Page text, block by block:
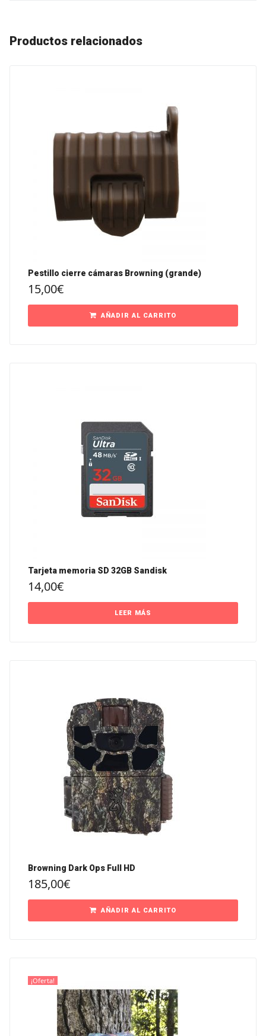
Productos relacionados
Pestillo cierre cámaras Browning (grande)
15,00€
AÑADIR AL CARRITO
Tarjeta memoria SD 32GB Sandisk
14,00€
LEER MÁS
Browning Dark Ops Full HD
185,00€
AÑADIR AL CARRITO
¡Oferta!